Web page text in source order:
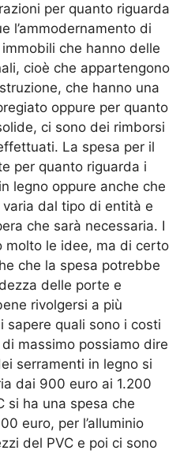
per quanto riguarda
l’ammodernamento di
che hanno delle
cioè che appartengono
che hanno una
oppure per quanto
ci sono dei rimborsi
La spesa per il
per quanto riguarda i
legno oppure anche che
dal tipo di entità e
che sarà necessaria. I
molto le idee, ma di certo
che la spesa potrebbe
delle porte e
rivolgersi a più
sapere quali sono i costi
massimo possiamo dire
serramenti in legno si
dai 900 euro ai 1.200
si ha una spesa che
euro, per l’alluminio
del PVC e poi ci sono